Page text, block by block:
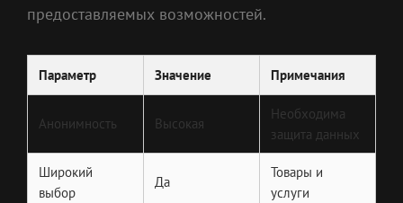
предоставляемых возможностей.
Параметр Значение Примечания
Анонимность Высокая
Необходима
защита данных
Широкий
выбор
Да
Товары и
услуги